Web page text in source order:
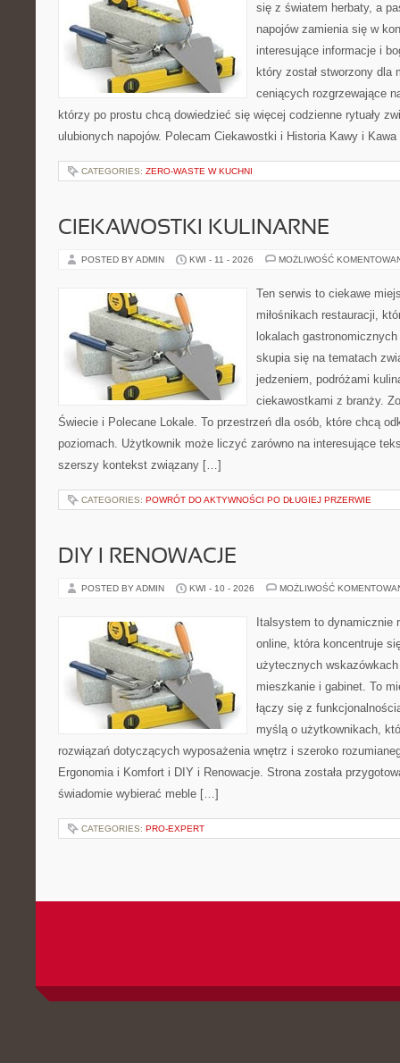
się z światem herbaty, a
napojów zamienia się w
interesujące informacje i
który został stworzony dla
ceniących rozgrzewające
którzy po prostu chcą dowiedzieć się więcej codzienne rytuały
ulubionych napojów. Polecam Ciekawostki i Historia Kawy i
CATEGORIES: ZERO-WASTE W KUCHNI
CIEKAWOSTKI KULINARNE
POSTED BY ADMIN KWI - 11 - 2026 MOŻLIWOŚĆ
Ten serwis to ciekawe
miłośnikach restauracji,
lokalach
skupia się na tematach
jedzeniem, podróżami
ciekawostkami z branży.
Świecie i Polecane Lokale. To przestrzeń dla osób, które chcą
poziomach. Użytkownik może liczyć zarówno na interesujące
szerszy kontekst związany […]
CATEGORIES: POWRÓT DO AKTYWNOŚCI PO DŁUGIEJ PRZERWIE
DIY I RENOWACJE
POSTED BY ADMIN KWI - 10 - 2026 MOŻLIWOŚĆ
Italsystem to dynamicznie
online, która koncentruje
użytecznych
mieszkanie i gabinet. To
łączy się z
myślą o użytkownikach,
rozwiązań dotyczących wyposażenia wnętrz i szeroko
Ergonomia i Komfort i DIY i Renowacje. Strona została
świadomie wybierać meble […]
CATEGORIES: PRO-EXPERT